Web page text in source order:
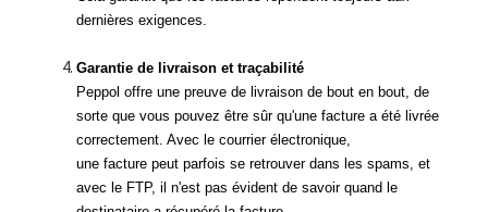
dernières exigences.
Garantie de livraison et traçabilité
Peppol offre une preuve de livraison de bout en bout, de
sorte que vous pouvez être sûr qu'une facture a été livrée
correctement. Avec le courrier électronique,
une facture peut parfois se retrouver dans les spams, et
avec le FTP, il n'est pas évident de savoir quand le